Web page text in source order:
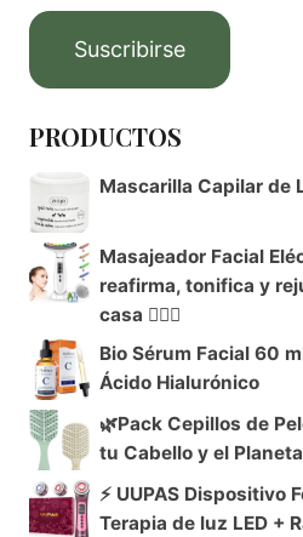
Suscribirse
PRODUCTOS
Mascarilla Capilar de
Masajeador Facial
reafirma, tonifica y
casa 💆‍♀️✨
Bio Sérum Facial 60
Ácido Hialurónico
🌿Pack Cepillos de
tu Cabello y el
⚡ UUPAS Dispositivo
Terapia de luz LED +